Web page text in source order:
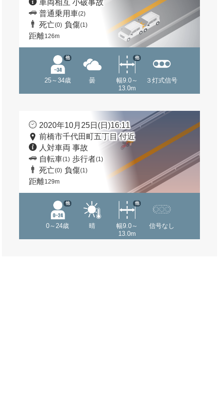
車両相互 小破事故
普通乗用車(2)
死亡(0) 負傷(1)
距離126m
25～34歳
他
曇
幅9.0～
13.0m
他
３灯式信号
2020年10月25日(日)16:11
前橋市千代田町五丁目 付近
人対車両 事故
自転車(1) 歩行者(1)
死亡(0) 負傷(1)
距離129m
0～24歳
他
晴
幅9.0～
13.0m
他
信号なし